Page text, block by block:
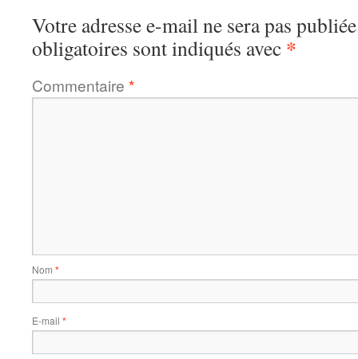
Votre adresse e-mail ne sera pas
obligatoires sont indiqués avec *
Commentaire *
Nom *
E-mail *